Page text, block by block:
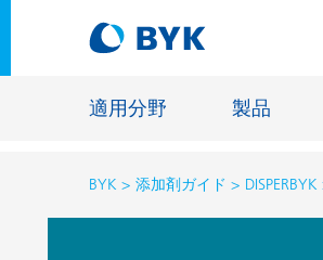
適用分野 製品
適用分野別の推奨製品
BYK 添加剤ガイド DISPERBYK